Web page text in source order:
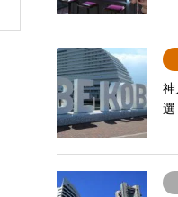
選